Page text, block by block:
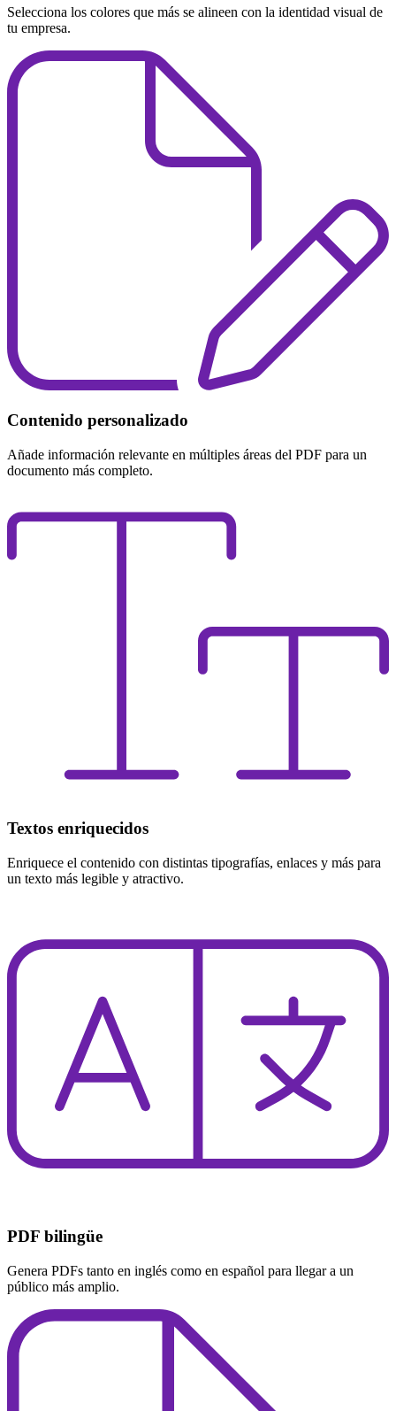
Selecciona los colores que más se alineen con la identidad visual de
tu empresa.
Contenido personalizado
Añade información relevante en múltiples áreas del PDF para un
documento más completo.
Textos enriquecidos
Enriquece el contenido con distintas tipografías, enlaces y más para
un texto más legible y atractivo.
PDF bilingüe
Genera PDFs tanto en inglés como en español para llegar a un
público más amplio.